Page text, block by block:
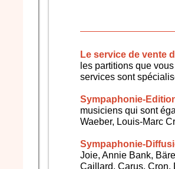
Le service de vente
les partitions que
services sont
Sympaphonie-
musiciens qui sont
Waeber, Louis-Marc
Sympaphonie-
Joie, Annie Bank,
Caillard, Carus, Cron,